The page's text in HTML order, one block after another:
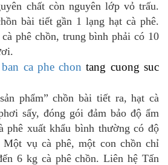
chất còn nguyên lớp vỏ trấu.
bài tiết gần 1 lạng hạt cà phê.
phê chồn, trung bình phải có 10
ca phe chon tang cuong suc
phẩm” chồn bài tiết ra, hạt cà
sấy, đóng gói đảm bảo độ ẩm
phê xuất khẩu bình thường có độ
vụ cà phê, một con chồn chỉ
6 kg cà phê chồn. Liên hệ Tấn